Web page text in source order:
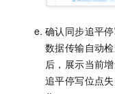
确认同步追平
数据传输自动
后，展示当前
追平停写位点